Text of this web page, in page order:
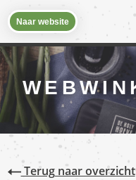
Naar website
Terug naar overzicht